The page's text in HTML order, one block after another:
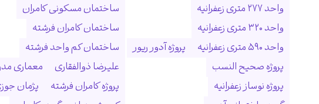
واحد ۲۷۷ متری زعفرانیه
واحد ۳۲۰ متری زعفرانیه
واحد ۵۹۰ متری زعفرانیه
پروژه آدور ریور
پروژه صحیح النسب
پروژه نوساز زعفرانیه
ساختمان مسکونی کامران
ساختمان کامران فرشته
ساختمان کم واحد فرشته
علیرضا ذوالفقاری
معماری
پروژه کامران فرشته
پژمان